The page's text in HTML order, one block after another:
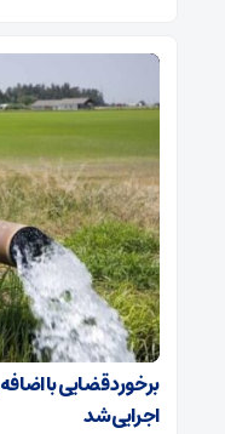
برخورد قضایی با
اجرایی شد